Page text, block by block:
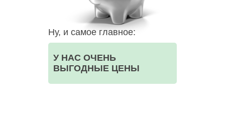
Ну, и самое главное:
У НАС ОЧЕНЬ
ВЫГОДНЫЕ ЦЕНЫ